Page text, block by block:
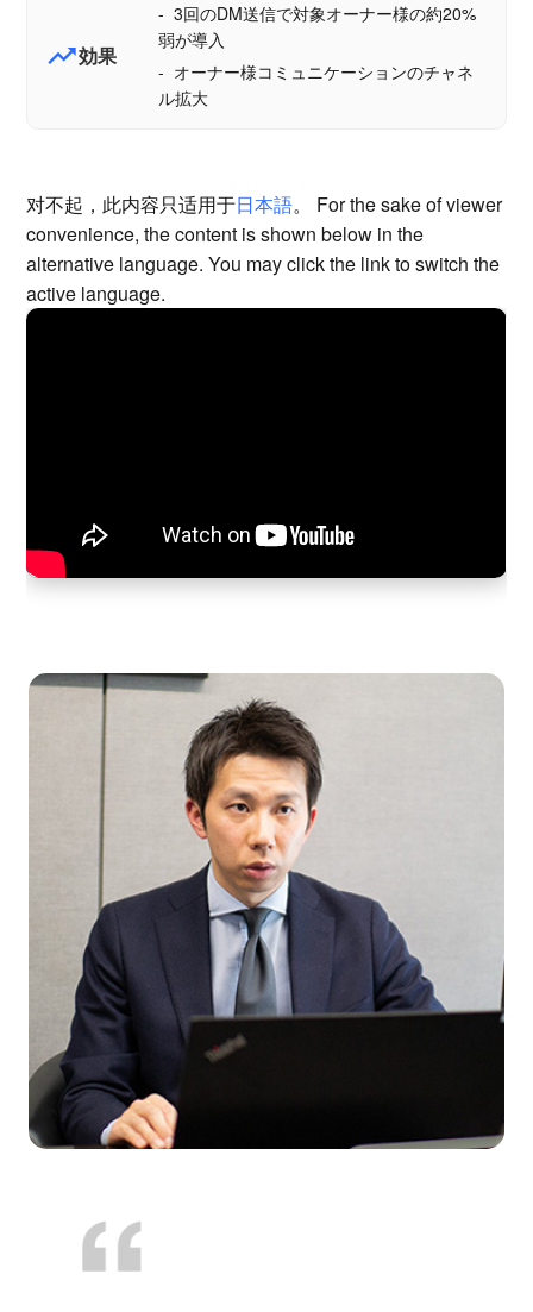
trending_up効果
3回のDM送信で対象オーナー様の約20%
弱が導入
オーナー様コミュニケーションのチャネ
ル拡大
对不起，此内容只适用于日本語。 For the sake of viewer
convenience, the content is shown below in the
alternative language. You may click the link to switch the
active language.